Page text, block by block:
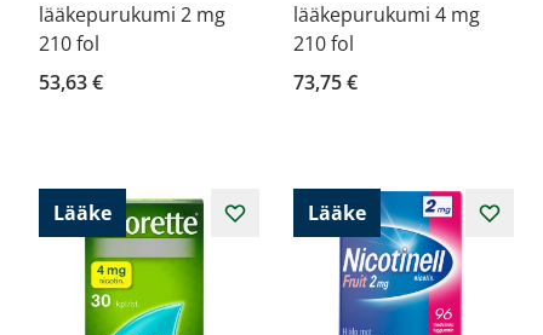
lääkepurukumi 2 mg
210 fol
53,63 €
lääkepurukumi 4 mg
210 fol
73,75 €
Lääke Lääke